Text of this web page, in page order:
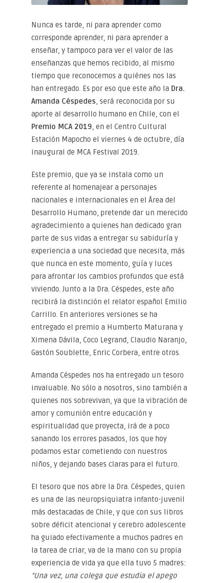
Nunca es tarde, ni para aprender como
corresponde aprender, ni para aprender a
enseñar, y tampoco para ver el valor de las
enseñanzas que hemos recibido, al mismo
tiempo que reconocemos a quiénes nos las
han entregado. Es por eso que este año la Dra.
Amanda Céspedes , será reconocida por su
aporte al desarrollo humano en Chile, con el
Premio MCA 2019 , en el Centro Cultural
Estación Mapocho el viernes 4 de octubre, día
inaugural de MCA Festival 2019.
Este premio, que ya se instala como un
referente al homenajear a personajes
nacionales e internacionales en el Área del
Desarrollo Humano, pretende dar un merecido
agradecimiento a quienes han dedicado gran
parte de sus vidas a entregar su sabiduría y
experiencia a una sociedad que necesita, más
que nunca en este momento, guía y luces
para afrontar los cambios profundos que está
viviendo. Junto a la Dra. Céspedes, este año
recibirá la distinción el relator español Emilio
Carrillo. En anteriores versiones se ha
entregado el premio a Humberto Maturana y
Ximena Dávila, Coco Legrand, Claudio Naranjo,
Gastón Soublette, Enric Corbera, entre otros.
Amanda Céspedes nos ha entregado un tesoro
invaluable. No sólo a nosotros, sino también a
quienes nos sobrevivan, ya que la vibración de
amor y comunión entre educación y
espiritualidad que proyecta, irá de a poco
sanando los errores pasados, los que hoy
podamos estar cometiendo con nuestros
niños, y dejando bases claras para el futuro.
El tesoro que nos abre la Dra. Céspedes, quien
es una de las neuropsiquiatra infanto-juvenil
más destacadas de Chile, y que con sus libros
sobre déficit atencional y cerebro adolescente
ha guiado efectivamente a muchos padres en
la tarea de criar, va de la mano con su propia
experiencia de vida ya que ella tuvo 5 madres:
“Una vez, una colega que estudia el apego